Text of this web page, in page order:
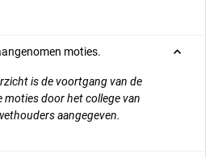
moties.
is de voortgang van de
moties door het college van
aangegeven.